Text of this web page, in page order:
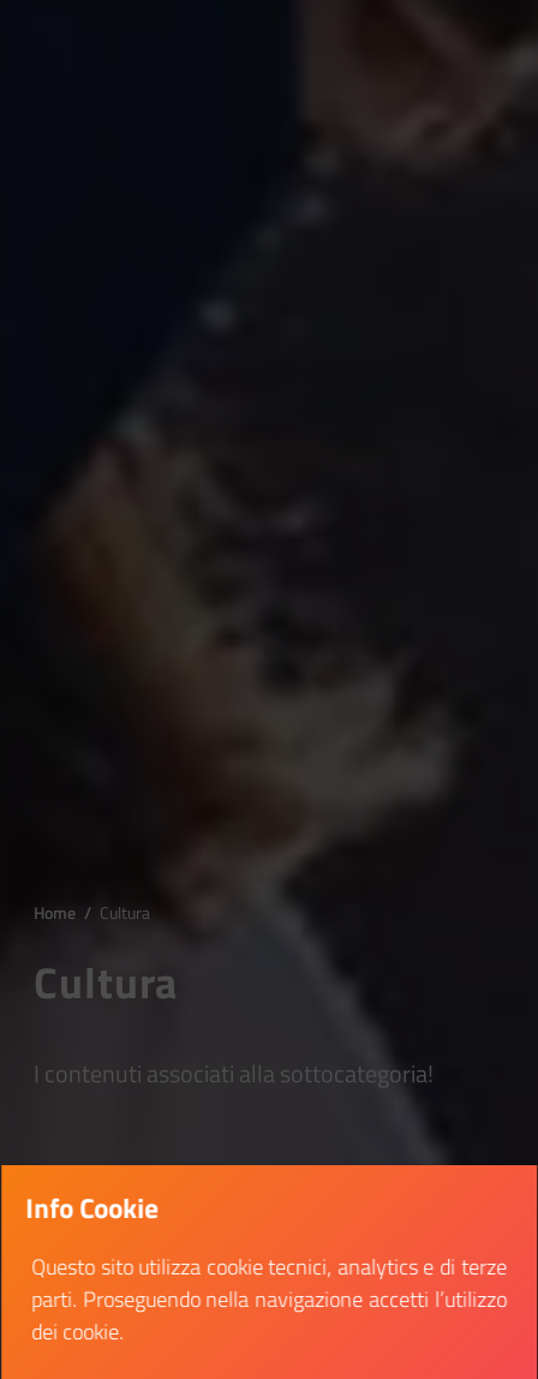
Home / Cultura
Cultura
I contenuti associati alla sottocategoria!
Info Cookie
Questo sito utilizza cookie tecnici, analytics e di terze
parti. Proseguendo nella navigazione accetti l’utilizzo
dei cookie.